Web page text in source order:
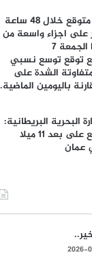
الفلكي عدنان الشوافي: متوقع خلال 48 ساعة
على اجزاء واسعة من
الامانة صنعاء خصوصا غدا الجمعة 7
مع توقع توسع نسبي
الشدة على
باليومين الماضية.
البحرية البريطانية:
تلقينا بلاغا عن حادث وقع على بعد 11 ميلا
عمان
2026-